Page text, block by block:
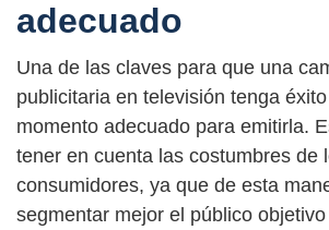
adecuado
Una de las claves para que una
publicitaria en televisión tenga
momento adecuado para emitirla.
tener en cuenta las costumbres de
consumidores, ya que de esta
segmentar mejor el público